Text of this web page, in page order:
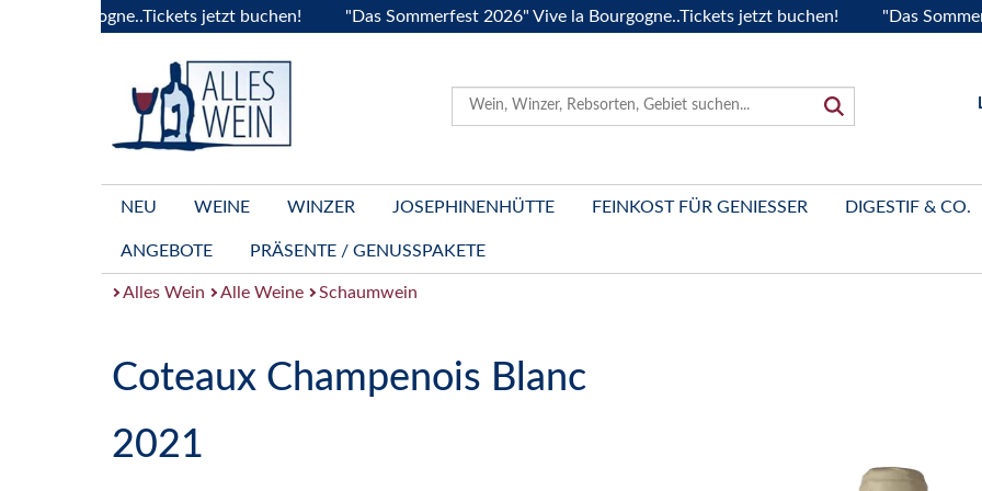
jetzt buchen! "Das Sommerfest 2026" Vive la Bourgogne..Tickets jetzt buchen! "Das Sommerfest
NEU WEINE WINZER JOSEPHINENHÜTTE FEINKOST FÜR GENIESSER DIGESTIF & CO.
ANGEBOTE PRÄSENTE / GENUSSPAKETE
Alles Wein Alle Weine Schaumwein
Coteaux Champenois Blanc
2021